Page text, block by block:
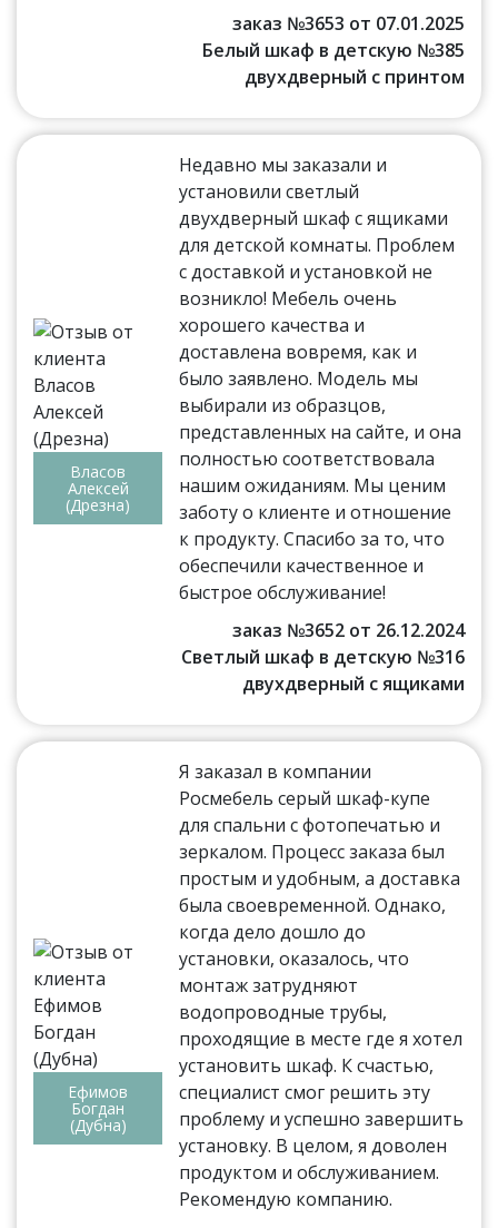
заказ №3653 от 07.01.2025
Белый шкаф в детскую №385
двухдверный с принтом
Власов
Алексей
(Дрезна)
Недавно мы заказали и
установили светлый
двухдверный шкаф с ящиками
для детской комнаты. Проблем
с доставкой и установкой не
возникло! Мебель очень
хорошего качества и
доставлена вовремя, как и
было заявлено. Модель мы
выбирали из образцов,
представленных на сайте, и она
полностью соответствовала
нашим ожиданиям. Мы ценим
заботу о клиенте и отношение
к продукту. Спасибо за то, что
обеспечили качественное и
быстрое обслуживание!
заказ №3652 от 26.12.2024
Светлый шкаф в детскую №316
двухдверный с ящиками
Ефимов
Богдан
(Дубна)
Я заказал в компании
Росмебель серый шкаф-купе
для спальни с фотопечатью и
зеркалом. Процесс заказа был
простым и удобным, а доставка
была своевременной. Однако,
когда дело дошло до
установки, оказалось, что
монтаж затрудняют
водопроводные трубы,
проходящие в месте где я хотел
установить шкаф. К счастью,
специалист смог решить эту
проблему и успешно завершить
установку. В целом, я доволен
продуктом и обслуживанием.
Рекомендую компанию.